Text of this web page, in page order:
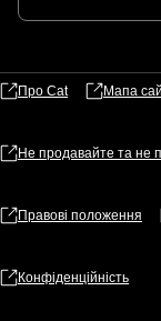
Про Cat Мапа
Не продавайте та не
Правові положення
Конфіденційність